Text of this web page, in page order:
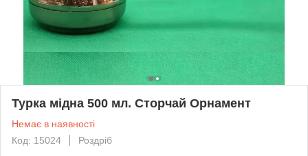
Турка мідна 500 мл. Сторчай Орнамент
Немає в наявності
Код: 15024
Роздріб